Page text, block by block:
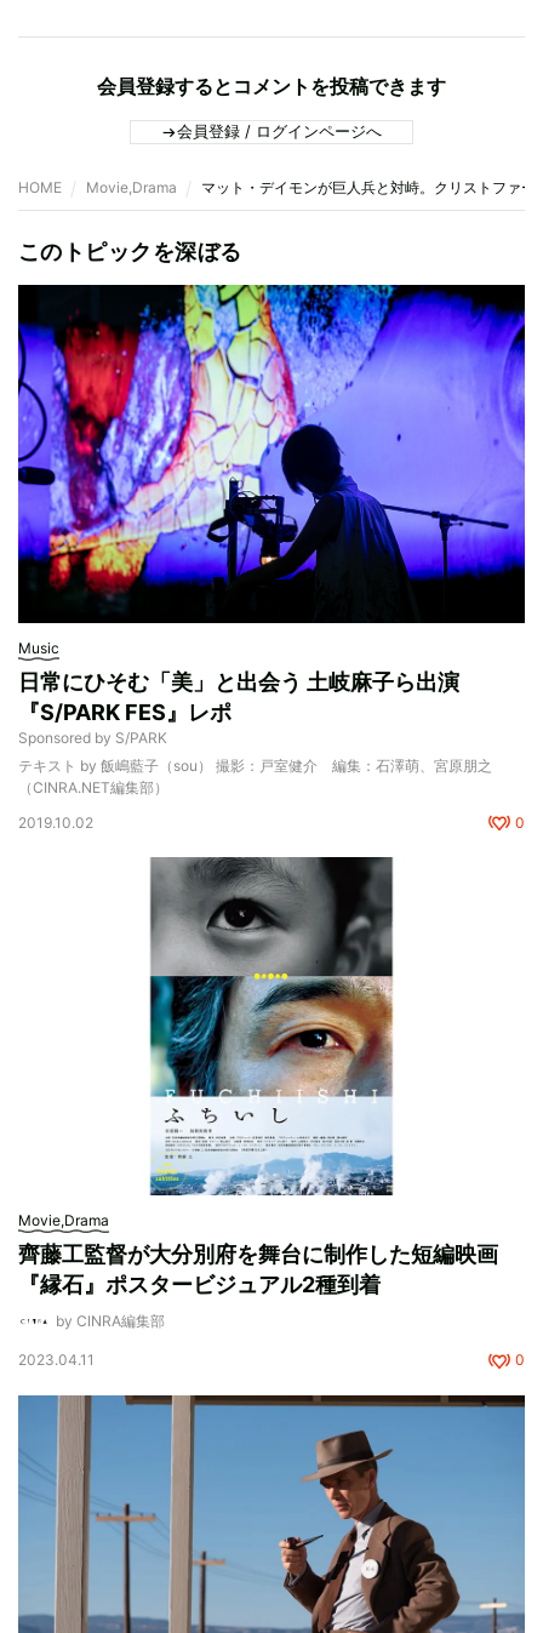
会員登録するとコメントを投稿できます
会員登録 / ログインページへ
HOME Movie,Drama マット・デイモンが巨人兵と対峙。クリストファ
このトピックを深ぼる
Music
日常にひそむ「美」と出会う 土岐麻子ら出演
『S/PARK FES』レポ
Sponsored by S/PARK
テキスト by 飯嶋藍子（sou） 撮影：戸室健介 編集：石澤萌、宮原朋之
（CINRA.NET編集部）
2019.10.02
0
Movie,Drama
⿑藤⼯監督が大分別府を舞台に制作した短編映画
『縁石』ポスタービジュアル2種到着
by CINRA編集部
2023.04.11 0